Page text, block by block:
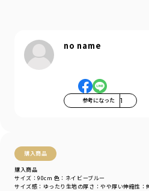
no name
参考になった 1
購入商品
購入商品
サイズ感 ：ゆったり 生地の厚さ ：やや厚い伸縮性
サイズ：90cm 色：ネイビーブルー
着用イメージ/カラー：グリーン
モデル：身長109.0cm 体重18.0kg
ブランド ／branshes
性別タイプ
商品番号